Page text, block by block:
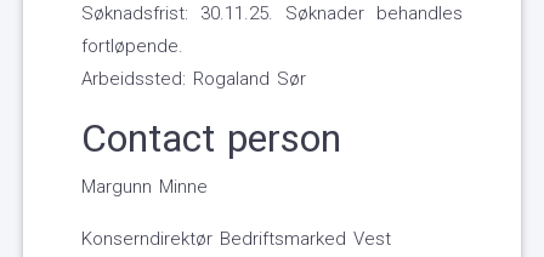
Søknadsfrist: 30.11.25. Søknader behandles
fortløpende.
Arbeidssted: Rogaland Sør
Contact person
Margunn Minne
Konserndirektør Bedriftsmarked Vest